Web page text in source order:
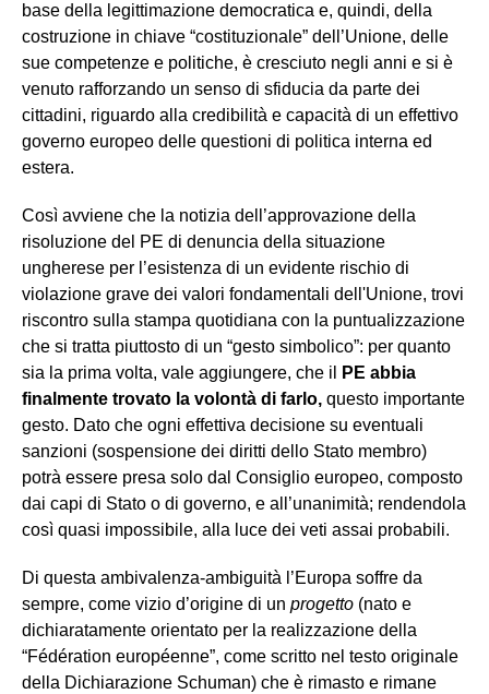
base della legittimazione democratica e, quindi, della
costruzione in chiave “costituzionale” dell’Unione, delle
sue competenze e politiche, è cresciuto negli anni e si è
venuto rafforzando un senso di sfiducia da parte dei
cittadini, riguardo alla credibilità e capacità di un effettivo
governo europeo delle questioni di politica interna ed
estera.
Così avviene che la notizia dell’approvazione della
risoluzione del PE di denuncia della situazione
ungherese per l’esistenza di un evidente rischio di
violazione grave dei valori fondamentali dell'Unione, trovi
riscontro sulla stampa quotidiana con la puntualizzazione
che si tratta piuttosto di un “gesto simbolico”: per quanto
sia la prima volta, vale aggiungere, che il
PE abbia
finalmente trovato la volontà di farlo, questo importante
gesto. Dato che ogni effettiva decisione su eventuali
sanzioni (sospensione dei diritti dello Stato membro)
potrà essere presa solo dal Consiglio europeo, composto
dai capi di Stato o di governo, e all’unanimità; rendendola
così quasi impossibile, alla luce dei veti assai probabili.
Di questa ambivalenza-ambiguità l’Europa soffre da
sempre, come vizio d’origine di un progetto (nato e
dichiaratamente orientato per la realizzazione della
“Fédération européenne”, come scritto nel testo originale
della Dichiarazione Schuman) che è rimasto e rimane